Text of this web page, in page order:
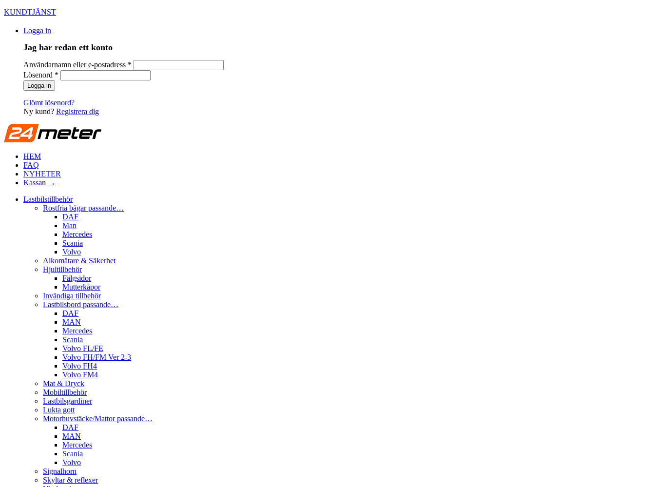
KUNDTJÄNST
Logga in
Jag har redan ett konto
Användarnamn eller e-postadress *
Lösenord *
Glömt lösenord?
Ny kund? Registrera dig
HEM
FAQ
NYHETER
Kassan →
Lastbilstillbehör
Rostfria bågar passande…
DAF
Man
Mercedes
Scania
Volvo
Alkomätare & Säkerhet
Hjultillbehör
Fälgsidor
Mutterkåpor
Invändiga tillbehör
Lastbilsbord passande…
DAF
MAN
Mercedes
Scania
Volvo FL/FE
Volvo FH/FM Ver 2-3
Volvo FH4
Volvo FM4
Mat & Dryck
Mobiltillbehör
Lastbilsgardiner
Lukta gott
Motorhuvstäcke/Mattor passande…
DAF
MAN
Mercedes
Scania
Volvo
Signalhorn
Skyltar & reflexer